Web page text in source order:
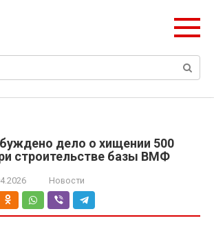
дело о хищении 500
строительстве базы ВМФ
Новости